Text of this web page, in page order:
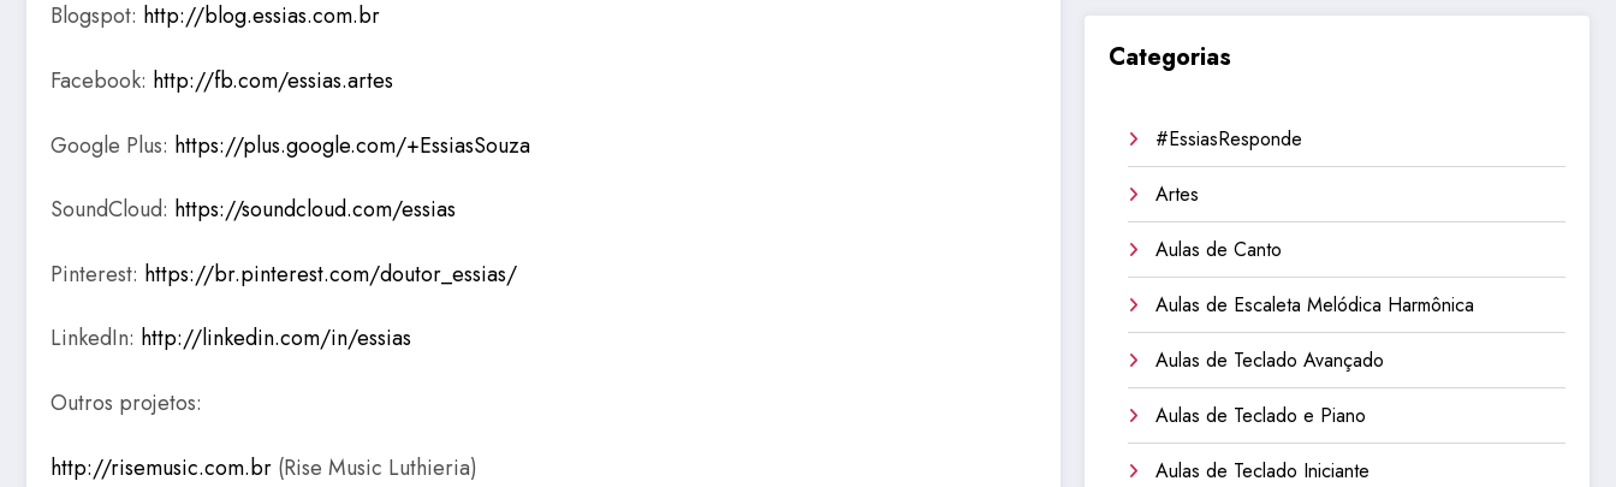
Blogspot: http://blog.essias.com.br
Facebook: http://fb.com/essias.artes
Google Plus: https://plus.google.com/+EssiasSouza
SoundCloud: https://soundcloud.com/essias
Pinterest: https://br.pinterest.com/doutor_essias/
LinkedIn: http://linkedin.com/in/essias
Outros projetos:
http://risemusic.com.br (Rise Music Luthieria)
Categorias
#EssiasResponde
Artes
Aulas de Canto
Aulas de Escaleta Melódica Harmônica
Aulas de Teclado Avançado
Aulas de Teclado e Piano
Aulas de Teclado Iniciante